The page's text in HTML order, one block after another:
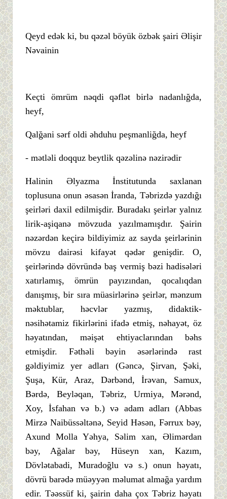
Qeyd edək ki, bu qəzəl böyük özbək şairi Əlişir
Nəvainin
Keçti ömrüm nəqdi qəflət birlə nadanlığda,
heyf,
Qalğani sərf oldi əhduhu peşmanliğda, heyf
- mətləli doqquz beytlik qəzəlinə nəzirədir
Halinin Əlyazma İnstitutunda saxlanan
toplusuna onun əsasən İranda, Təbrizdə yazdığı
şeirləri daxil edilmişdir. Buradakı şeirlər yalnız
lirik-aşiqanə mövzuda yazılmamışdır. Şairin
nəzərdən keçirə bildiyimiz az sayda şeirlərinin
mövzu dairəsi kifayət qədər genişdir. O,
şeirlərində dövründə baş vermiş bəzi hadisələri
xatırlamış, ömrün payızından, qocalıqdan
danışmış, bir sıra müasirlərinə şeirlər, mənzum
məktublar, həcvlər yazmış, didaktik-
nəsihətamiz fikirlərini ifadə etmiş, nəhayət, öz
həyatından, məişət ehtiyaclarından bəhs
etmişdir. Fəthəli bəyin əsərlərində rast
gəldiyimiz yer adları (Gəncə, Şirvan, Şəki,
Şuşa, Kür, Araz, Dərbənd, İrəvan, Samux,
Bərdə, Beyləqan, Təbriz, Urmiya, Mərənd,
Xoy, İsfahan və b.) və adam adları (Abbas
Mirzə Naibüssəltənə, Seyid Həsən, Fərrux bəy,
Axund Molla Yəhya, Səlim xan, Əlimərdan
bəy, Ağalar bəy, Hüseyn xan, Kazım,
Dövlətabadi, Muradoğlu və s.) onun həyatı,
dövrü barədə müəyyən məlumat almağa yardım
edir. Təəssüf ki, şairin daha çox Təbriz həyatı